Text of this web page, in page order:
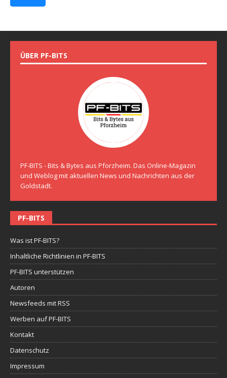
ÜBER PF-BITS
PF-BITS - Bits & Bytes aus Pforzheim. Das Online-Magazin
und Weblog mit aktuellen News und Nachrichten aus der
Goldstadt.
PF-BITS
Was ist PF-BITS?
Inhaltliche Richtlinien in PF-BITS
PF-BITS unterstützen
Autoren
Newsfeeds mit RSS
Werben auf PF-BITS
Kontakt
Datenschutz
Impressum